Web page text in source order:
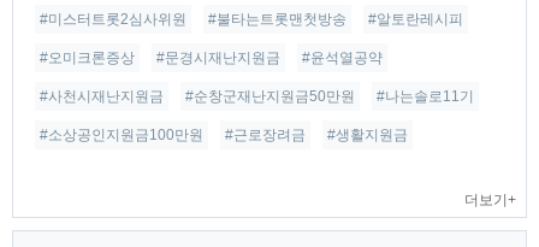
#미스터트롯2심사위원 #불타는트롯맨첫방송 #알토란레시피
#오미크론증상 #문경시재난지원금 #윤석열공약
#사천시재난지원금 #순창군재난지원금50만원 #나는솔로11기
#소상공인지원금100만원 #근로장려금 #생활지원금
더보기+